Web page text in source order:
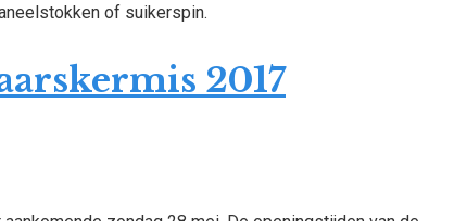
of suikerspin.